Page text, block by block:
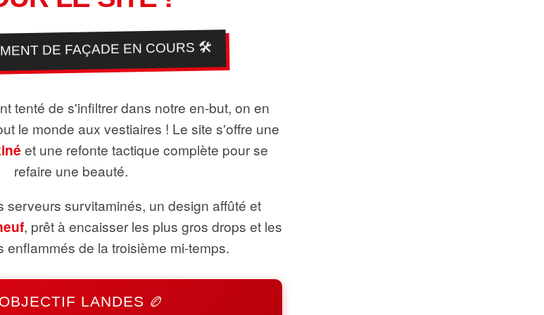
DE FAÇADE EN COURS 🛠️
tenté de s'infiltrer dans notre en-but, on en
le monde aux vestiaires ! Le site s'offre une
et une refonte tactique complète pour se
refaire une beauté.
serveurs survitaminés, un design affûté et
, prêt à encaisser les plus gros drops et les
enflammés de la troisième mi-temps.
LANDES 🏉